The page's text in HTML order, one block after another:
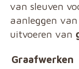
van sleuven
aanleggen
uitvoeren van
Graafwerken